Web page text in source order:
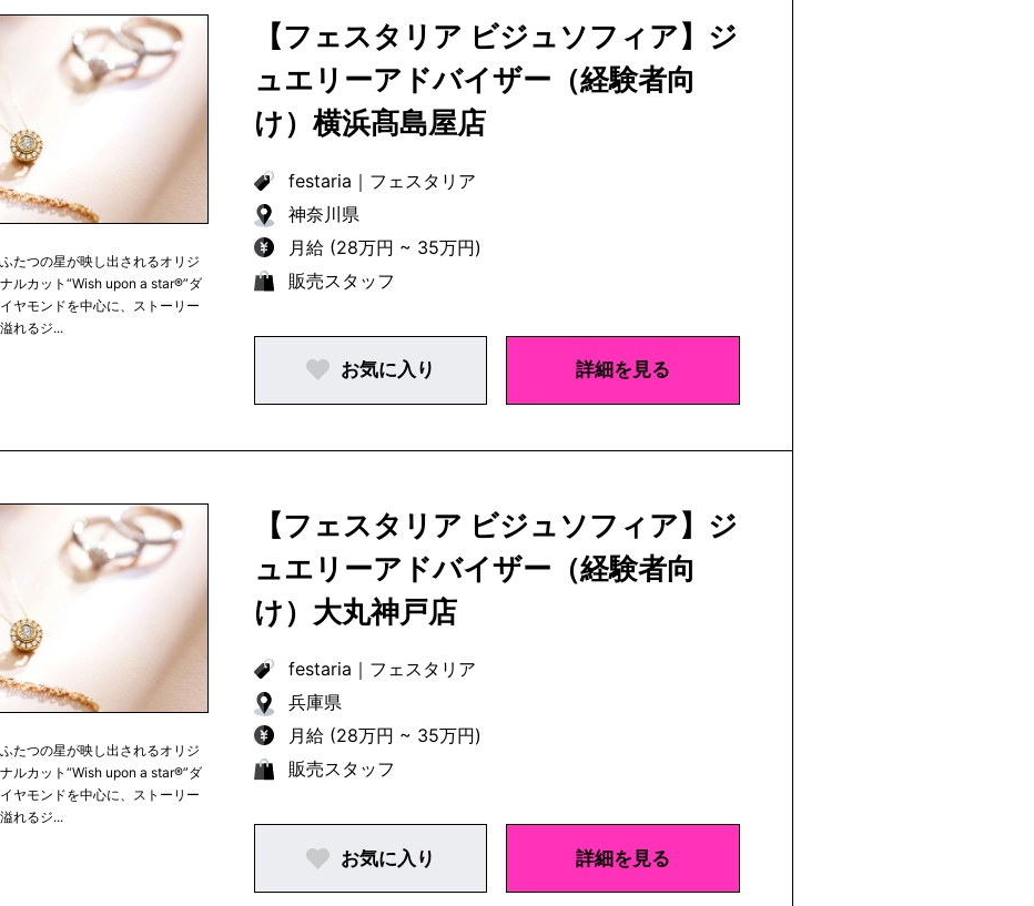
ふたつの星が映し出されるオリジ
ナルカット“Wish upon a star®︎”ダ
イヤモンドを中心に、ストーリー
溢れるジ...
【フェスタリア ビジュソフィア】ジ
ュエリーアドバイザー（経験者向
け）横浜髙島屋店
festaria ｜ フェスタリア
神奈川県
月給 (28万円 ~ 35万円)
販売スタッフ
お気に入り 詳細を見る
ふたつの星が映し出されるオリジ
ナルカット“Wish upon a star®︎”ダ
イヤモンドを中心に、ストーリー
溢れるジ...
【フェスタリア ビジュソフィア】ジ
ュエリーアドバイザー（経験者向
け）大丸神戸店
festaria ｜ フェスタリア
兵庫県
月給 (28万円 ~ 35万円)
販売スタッフ
お気に入り 詳細を見る